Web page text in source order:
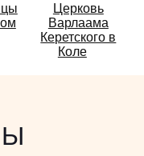
Церковь
Варлаама
Керетского в
Коле